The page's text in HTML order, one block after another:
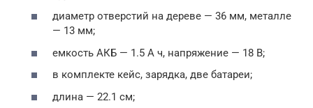
диаметр отверстий на дереве — 36 мм, металле
— 13 мм;
емкость АКБ — 1.5 А ч, напряжение — 18 В;
в комплекте кейс, зарядка, две батареи;
длина — 22.1 см;